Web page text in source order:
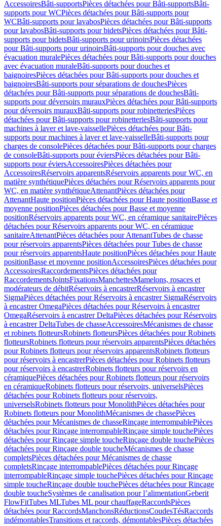
AccessoiresBâti-supportsPièces détachées pour Bâti-supportsBâti-
supports pour WCPièces détachées pour Bâti-supports pour
WCBâti-supports pour lavabosPièces détachées pour Bâti-supports
pour lavabosBâti-supports pour bidetsPièces détachées pour Bâti-
supports pour bidetsBâti-supports pour urinoirsPièces détachées
pour Bâti-supports pour urinoirsBâti-supports pour douches avec
évacuation muralePièces détachées pour Bâti-supports pour douches
avec évacuation muraleBâti-supports pour douches et
baignoiresPièces détachées pour Bâti-supports pour douches et
baignoiresBâti-supports pour séparations de douchesPièces
détachées pour Bâti-supports pour séparations de douchesBâti-
supports pour déversoirs murauxPièces détachées pour Bâti-supports
pour déversoirs murauxBâti-supports pour robinetteriesPièces
détachées pour Bâti-supports pour robinetteriesBâti-supports pour
machines à laver et lave-vaissellePièces détachées pour Bâti-
supports pour machines à laver et lave-vaisselleBâti-supports pour
charges de consolePièces détachées pour Bâti-supports pour charges
de consoleBâti-supports pour éviersPièces détachées pour Bâti-
supports pour éviersAccessoiresPièces détachées pour
AccessoiresRéservoirs apparentsRéservoirs apparents pour WC, en
matière synthétiquePièces détachées pour Réservoirs apparents pour
WC, en matière synthétiqueAttenantPièces détachées pour
AttenantHaute positionPièces détachées pour Haute positionBasse et
moyenne positionPièces détachées pour Basse et moyenne
positionRéservoirs apparents pour WC, en céramique sanitairePièces
détachées pour Réservoirs apparents pour WC, en céramique
sanitaireAttenantPièces détachées pour AttenantTubes de chasse
pour réservoirs apparentsPièces détachées pour Tubes de chasse
pour réservoirs apparentsHaute positionPièces détachées pour Haute
positionBasse et moyenne positionAccessoiresPièces détachées pour
AccessoiresRaccordementsPièces détachées pour
RaccordementsJointsFixationsManchettesMamelons, rosaces et
modérateurs de débitRéservoirs à encastrerRéservoirs à encastrer
SigmaPièces détachées pour Réservoirs à encastrer SigmaRéservoirs
à encastrer OmegaPièces détachées pour Réservoirs à encastrer
OmegaRéservoirs à encastrer DeltaPièces détachées pour Réservoirs
à encastrer DeltaTubes de chasseAccessoiresMécanismes de chasse
et robinets flotteursRobinets flotteursPièces détachées pour Robinets
flotteursRobinets flotteurs pour réservoirs apparentsPièces détachées
pour Robinets flotteurs pour réservoirs apparentsRobinets flotteurs
pour réservoirs à encastrerPièces détachées pour Robinets flotteurs
pour réservoirs à encastrerRobinets flotteurs pour réservoirs en
céramiquePièces détachées pour Robinets flotteurs pour réservoirs
en céramiqueRobinets flotteurs pour réservoirs, universelsPièces
détachées pour Robinets flotteurs pour réservoirs,
universelsRobinets flotteurs pour MonolithPièces détachées pour
Robinets flotteurs pour MonolithMécanismes de chassePièces
détachées pour Mécanismes de chasseRinçage interrompablePièces
détachées pour Rinçage interrompableRinçage simple touchePièces
détachées pour Rinçage simple toucheRinçage double touchePièces
détachées pour Rinçage double toucheMécanismes de chasse
completsPièces détachées pour Mécanismes de chasse
completsRinçage interrompablePièces détachées pour Rinçage
interrompableRinçage simple touchePièces détachées pour Rinçage
simple toucheRinçage double touchePièces détachées pour Rinçage
double toucheSystèmes de canalisation pour l’alimentationGeberit
FlowFitTubes MLTubes ML pour chauffageRaccordsPièces
détachées pour RaccordsManchonsRéductionsCoudesTésRaccords
indémontablesTransitions et raccords, démontablesPièces détachées